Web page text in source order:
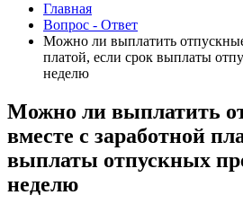
Главная
Вопрос - Ответ
Можно ли выплатить
платой, если срок выплаты
неделю
Можно ли выплатить
вместе с заработной
выплаты отпускных
неделю